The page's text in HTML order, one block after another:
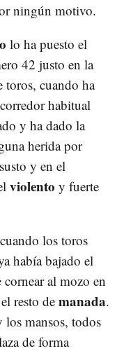
ningún motivo.
lo ha puesto el
42 justo en la
toros, cuando ha
habitual
y ha dado la
herida por
y en el
violento y fuerte
los toros
había bajado el
al mozo en
resto de manada.
mansos, todos
de forma